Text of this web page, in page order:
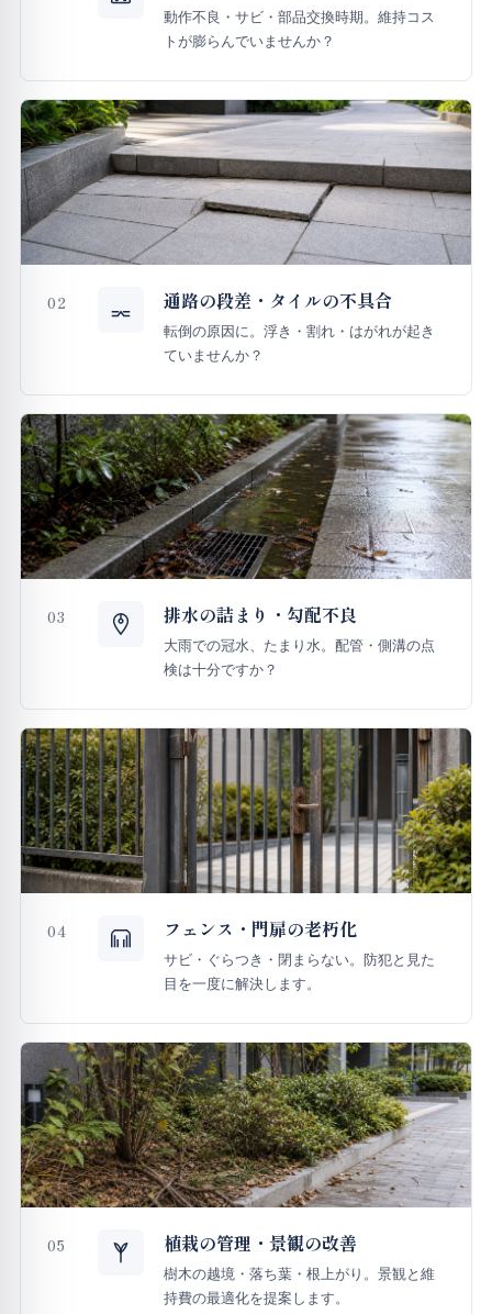
動作不良・サビ・部品交換時期。維持コス
トが膨らんでいませんか？
02 通路の段差・タイルの不具合
転倒の原因に。浮き・割れ・はがれが起き
ていませんか？
03 排水の詰まり・勾配不良
大雨での冠水、たまり水。配管・側溝の点
検は十分ですか？
04 フェンス・門扉の老朽化
サビ・ぐらつき・閉まらない。防犯と見た
目を一度に解決します。
05 植栽の管理・景観の改善
樹木の越境・落ち葉・根上がり。景観と維
持費の最適化を提案します。